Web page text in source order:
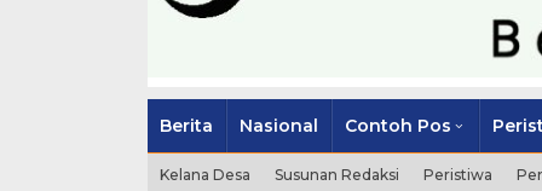
Berita Nasional Contoh Pos
Kelana Desa Susunan Redaksi Peristiwa